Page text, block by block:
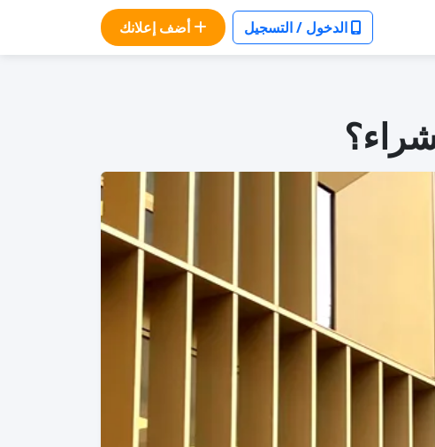
الدخول / التسجيل أضف إعلانك